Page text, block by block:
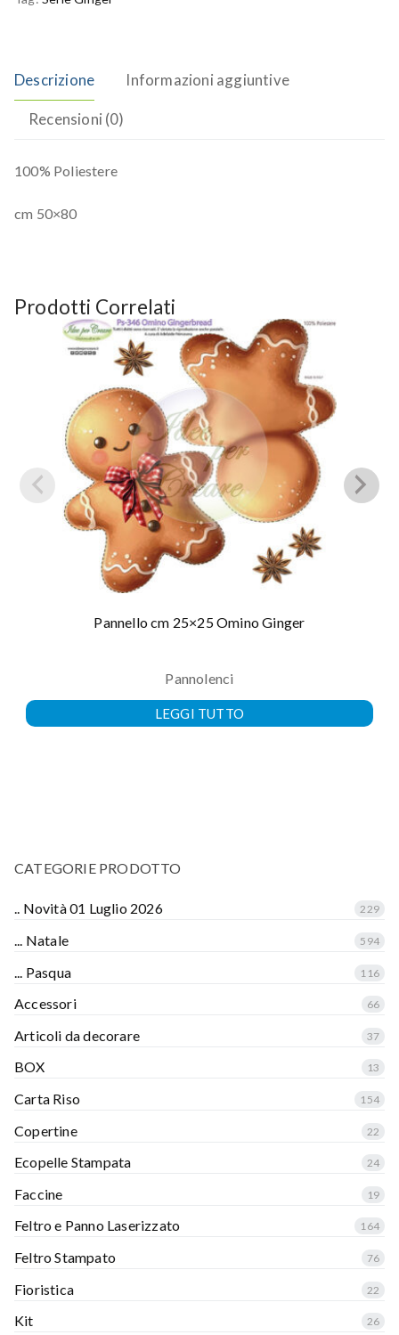
Descrizione Informazioni aggiuntive
Recensioni (0)
100% Poliestere
cm 50×80
Prodotti Correlati
Pannello cm 25×25 Omino Ginger
Pannolenci
LEGGI TUTTO
CATEGORIE PRODOTTO
.. Novità 01 Luglio 2026 229
... Natale 594
... Pasqua 116
Accessori 66
Articoli da decorare 37
BOX 13
Carta Riso 154
Copertine 22
Ecopelle Stampata 24
Faccine 19
Feltro e Panno Laserizzato 164
Feltro Stampato 76
Fioristica 22
Kit 26